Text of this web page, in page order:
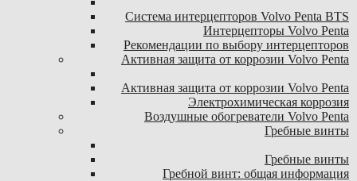
Система интерцепторов Volvo Penta BTS
Интерцепторы Volvo Penta
Рекомендации по выбору интерцепторов
Активная защита от коррозии Volvo Penta
Активная защита от коррозии Volvo Penta
Электрохимическая коррозия
Воздушные обогреватели Volvo Penta
Гребные винты
Гребные винты
Гребной винт: общая информация